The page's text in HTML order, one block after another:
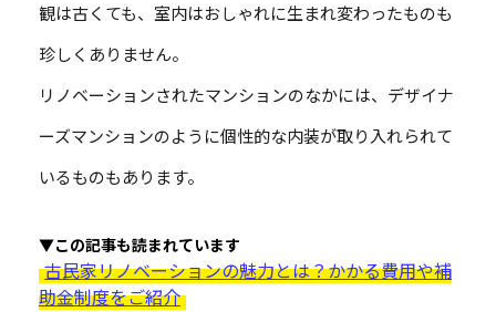
観は古くても、室内はおしゃれに生まれ変わったものも
珍しくありません。
リノベーションされたマンションのなかには、デザイナ
ーズマンションのように個性的な内装が取り入れられて
いるものもあります。
▼この記事も読まれています
古民家リノベーションの魅力とは？かかる費用や補
助金制度をご紹介